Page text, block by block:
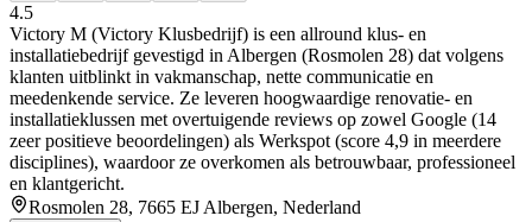
4.5
Victory M (Victory Klusbedrijf) is een allround klus- en
installatiebedrijf gevestigd in Albergen (Rosmolen 28) dat volgens
klanten uitblinkt in vakmanschap, nette communicatie en
meedenkende service. Ze leveren hoogwaardige renovatie- en
installatieklussen met overtuigende reviews op zowel Google (14
zeer positieve beoordelingen) als Werkspot (score 4,9 in meerdere
disciplines), waardoor ze overkomen als betrouwbaar, professioneel
en klantgericht.
Rosmolen 28, 7665 EJ Albergen, Nederland